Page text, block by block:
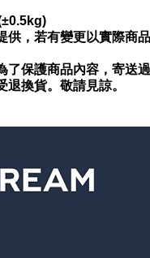
供，若有變更以實際商品
保護商品內容， 寄送
退換貨。敬請見諒。